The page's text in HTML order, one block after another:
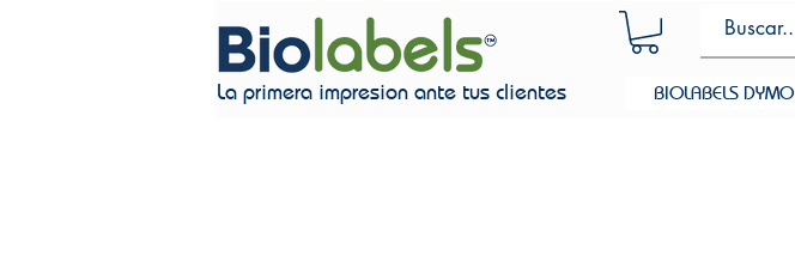
La primera impresion ante tus clientes BIOLABELS DYMO